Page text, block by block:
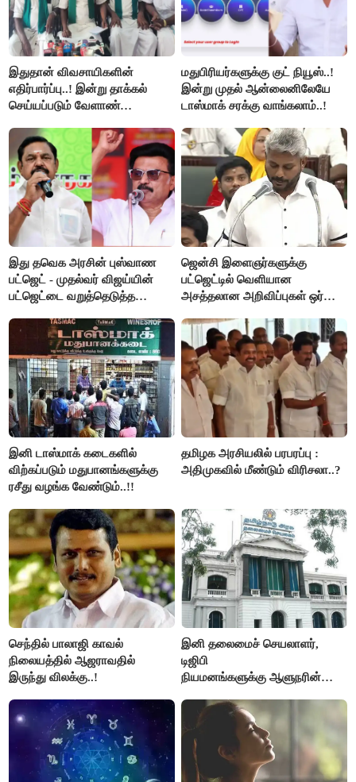
இதுதான் விவசாயிகளின்
எதிர்பார்ப்பு..! இன்று தாக்கல்
செய்யப்படும் வேளாண்
கோரிக்கை!
மதுபிரியர்களுக்கு குட் நியூஸ்..!
இன்று முதல் ஆன்லைனிலேயே
டாஸ்மாக் சரக்கு வாங்கலாம்..!
இது தவெக அரசின் புஸ்வாண
பட்ஜெட் - முதல்வர் விஜய்யின்
பட்ஜெட்டை வறுத்தெடுத்த
ஜென்சி இளைஞர்களுக்கு
பட்ஜெட்டில் வெளியான
அசத்தலான அறிவிப்புகள் ஒர்
இனி டாஸ்மாக் கடைகளில்
விற்கப்படும் மதுபானங்களுக்கு
ரசீது வழங்க வேண்டும்..!!
தமிழக அரசியலில் பரபரப்பு :
அதிமுகவில் மீண்டும் விரிசலா..?
செந்தில் பாலாஜி காவல்
நிலையத்தில் ஆஜராவதில்
இருந்து விலக்கு..!
இனி தலைமைச் செயலாளர்,
டிஜிபி
நியமனங்களுக்கு ஆளுநரின்
தமிழ்நாடு அரசு அதிரடி..!